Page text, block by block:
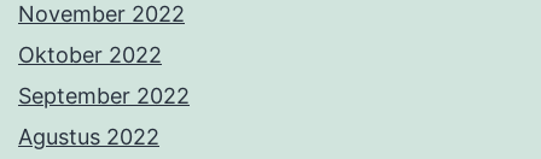
November 2022
Oktober 2022
September 2022
Agustus 2022